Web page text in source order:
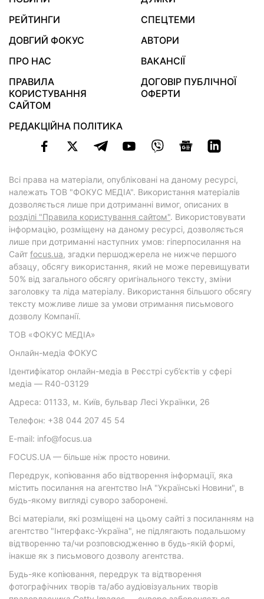
РЕЙТИНГИ
СПЕЦТЕМИ
ДОВГИЙ ФОКУС
АВТОРИ
ПРО НАС
ВАКАНСІЇ
ПРАВИЛА
КОРИСТУВАННЯ
САЙТОМ
ДОГОВІР ПУБЛІЧНОЇ
ОФЕРТИ
РЕДАКЦІЙНА ПОЛІТИКА
Всі права на матеріали, опубліковані на даному ресурсі,
належать ТОВ "ФОКУС МЕДІА". Використання матеріалів
дозволяється лише при дотриманні вимог, описаних в
розділі "Правила користування сайтом". Використовувати
інформацію, розміщену на даному ресурсі, дозволяється
лише при дотриманні наступних умов: гіперпосилання на
Cайт focus.ua, згадки першоджерела не нижче першого
абзацу, обсягу використання, який не може перевищувати
50% від загального обсягу оригінального тексту, зміни
заголовку та ліда матеріалу. Використання більшого обсягу
тексту можливе лише за умови отримання письмового
дозволу Компанії.
ТОВ «ФОКУС МЕДІА»
Онлайн-медіа ФОКУС
Ідентифікатор онлайн-медіа в Реєстрі суб’єктів у сфері
медіа — R40-03129
Адреса: 01133, м. Київ, бульвар Лесі Українки, 26
Телефон: +38 044 207 45 54
E-mail: info@focus.ua
FOCUS.UA — більше ніж просто новини.
Передрук, копіювання або відтворення інформації, яка
містить посилання на агентство ІнА "Українські Новини", в
будь-якому вигляді суворо заборонені.
Всі матеріали, які розміщені на цьому сайті з посиланням на
агентство "Інтерфакс-Україна", не підлягають подальшому
відтворенню та/чи розповсюдженню в будь-якій формі,
інакше як з письмового дозволу агентства.
Будь-яке копіювання, передрук та відтворення
фотографічних творів та/або аудіовізуальних творів